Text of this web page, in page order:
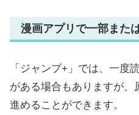
漫画アプリで一部また
「ジャンプ+」では、一度
がある場合もありますが、
進めることができます。